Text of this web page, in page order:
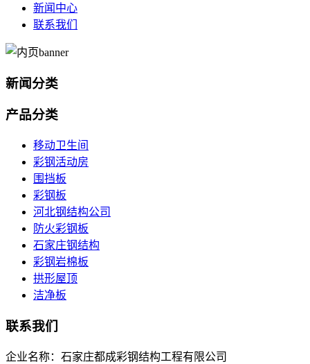
新闻中心
联系我们
新闻分类
产品分类
移动卫生间
彩钢活动房
围挡板
彩钢板
河北钢结构公司
防火彩钢板
石家庄钢结构
彩钢岩棉板
拱形屋顶
洁净板
联系我们
企业名称：石家庄都成彩钢结构工程有限公司